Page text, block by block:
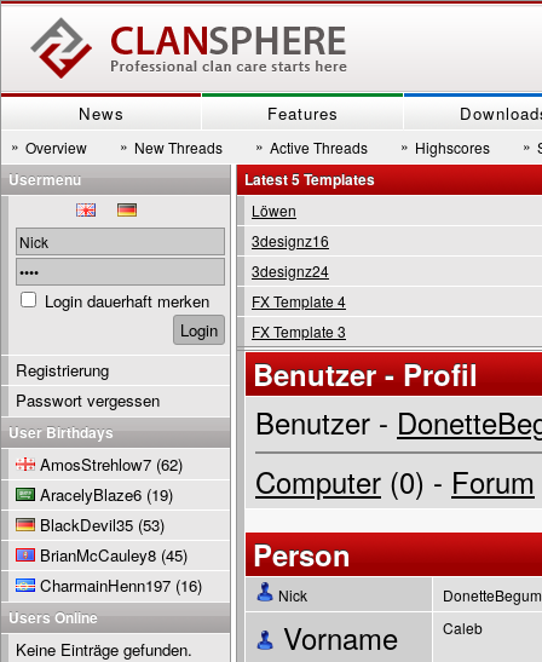
News Features
» Overview » New Threads » Active Threads » Highscores »
Latest 5 Templates
Löwen
3designz16
3designz24
FX Template 4
FX Template 3
Benutzer - Profil
Benutzer -
Computer (0) - Forum
Person
Nick
Vorname Caleb
Usermenu
Login dauerhaft merken
Registrierung
Passwort vergessen
User Birthdays
AmosStrehlow7 (62)
AracelyBlaze6 (19)
BlackDevil35 (53)
BrianMcCauley8 (45)
CharmainHenn197 (16)
Users Online
Keine Einträge gefunden.